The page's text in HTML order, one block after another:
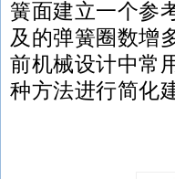
簧面建立一个参
及的弹簧圈数增
前机械设计中常
种方法进行简化